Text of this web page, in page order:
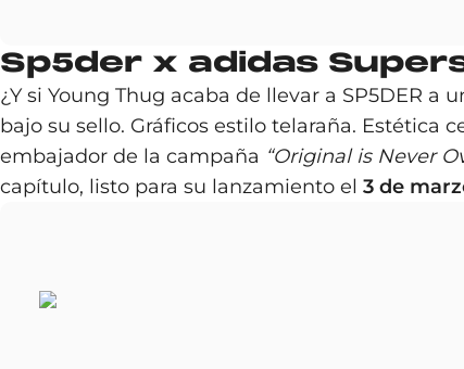
Sp5der x adidas
¿Y si Young Thug acaba de llevar a SP5DER
bajo su sello. Gráficos estilo telaraña. Estética
embajador de la campaña “Original is Never
capítulo, listo para su lanzamiento el 3 de